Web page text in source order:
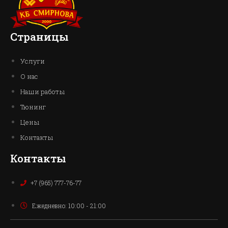
Страницы
Услуги
О нас
Наши работы
Тюнинг
Цены
Контакты
Контакты
+7 (965) 777-76-77
Ежедневно: 10:00 - 21:00